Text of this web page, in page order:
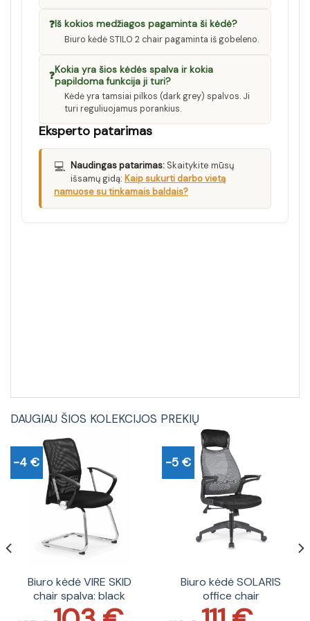
❓Iš kokios medžiagos pagaminta ši kėdė?
Biuro kėdė STILO 2 chair pagaminta iš gobeleno.
❓Kokia yra šios kėdės spalva ir kokia
papildoma funkcija ji turi?
Kėdė yra tamsiai pilkos (dark grey) spalvos. Ji
turi reguliuojamus porankius.
Eksperto patarimas
💻 Naudingas patarimas: Skaitykite mūsų
išsamų gidą: Kaip sukurti darbo vietą
namuose su tinkamais baldais?
DAUGIAU ŠIOS KOLEKCIJOS PREKIŲ
-4 €
Biuro kėdė VIRE SKID
chair spalva: black
Original
Current
-5 €
Biuro kėdė SOLARIS
office chair
Original
Current